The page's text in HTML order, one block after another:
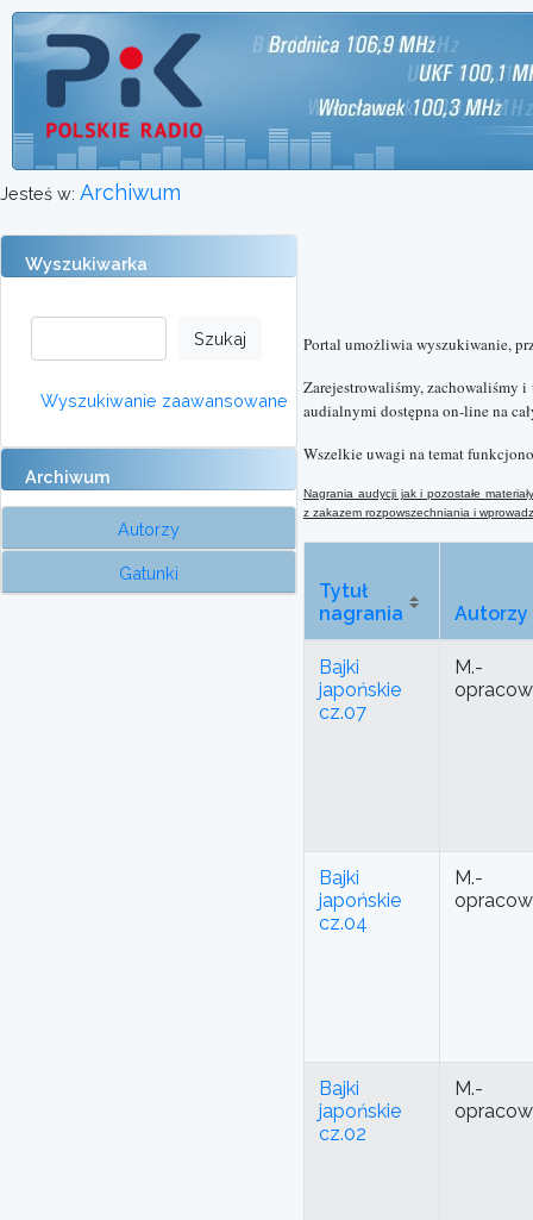
Jesteś w: Archiwum
Wyszukiwarka
Wyszukiwanie zaawansowane
Archiwum
Autorzy
Gatunki
Portal umożliwia wyszukiwanie,
Zarejestrowaliśmy, zachowaliśmy
audialnymi dostępna on-line na
Wszelkie uwagi na temat
Nagrania audycji jak i pozostałe
z zakazem rozpowszechniania i
Tytuł
nagrania
Autorzy
Bajki
japońskie
cz.07
M.-
Bajki
japońskie
cz.04
M.-
Bajki
japońskie
cz.02
M.-